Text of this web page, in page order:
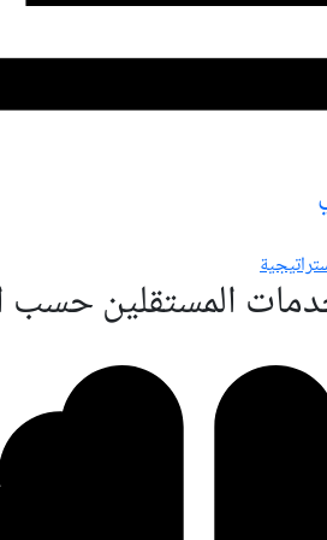
المستقلين حسب